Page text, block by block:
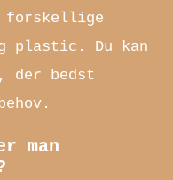
forskellige
plastic. Du kan
der bedst
man